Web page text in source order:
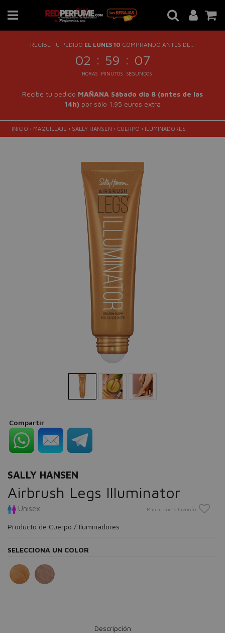
RECIBE TU PEDIDO EL LUNES 10 COMPRANDO ANTES DE...
02 : 59 : 07
HORAS MINUTOS SEGUNDOS
Recibe tu pedido MAÑANA Sábado día 8 (antes de las
14h) por sólo 1.95 euros extra
INICIO › MAQUILLAJE › SALLY HANSEN › CUERPO › ILUMINADORES
Compartir
SALLY HANSEN
Airbrush Legs Illuminator
Unisex Marcar como favorito
Producto de Cuerpo / Iluminadores
SELECCIONA UN COLOR
Descripción